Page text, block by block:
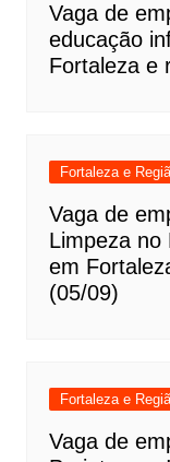
Vaga de
educação
Fortaleza e
Fortaleza e
Vaga de
Limpeza no
em
(05/09)
Fortaleza e
Vaga de